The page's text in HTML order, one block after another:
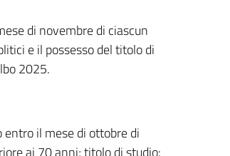
di novembre di ciascun
e il possesso del titolo di
2025.
entro il mese di ottobre di
ai 70 anni; titolo di studio: